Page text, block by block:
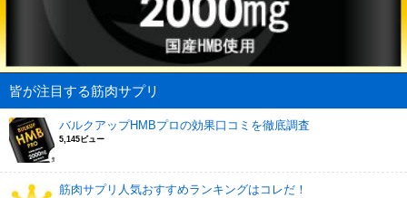
皆が注目する筋肉サプリ
バルクアップHMBプロの効果口コミを徹底調査
5,145ビュー
筋肉サプリ人気おすすめランキングはコレだ！